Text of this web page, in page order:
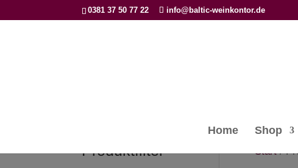
0381 37 50 77 22 info@baltic-weinkontor.de
Home Shop
Start/
Produktfilter